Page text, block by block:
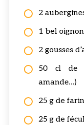
2
1 bel oignon
2 gousses
50 cl de
amande…)
25 g de
25 g de